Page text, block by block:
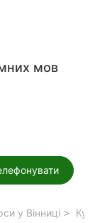
мов
у Вінниці